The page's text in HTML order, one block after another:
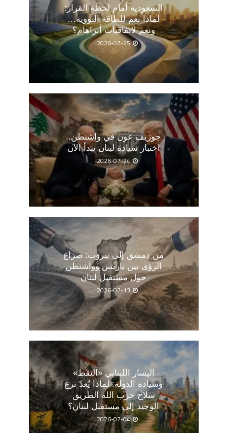
السعودية أمام لحظة القرار:
لماذا نعم للطاقة النووية…
ونعم لاتفاقيات أبراهام؟
2026-07-25
جوزيف عون في واشنطن..
اختبار سيادة لبنان يبدأ الآن
2026-07-24
من دمشق إلى بيروت: صراع
الرؤى بين باريس وواشنطن
حول مستقبل لبنان
2026-07-13
اليسار اللبناني «اليقظ»
وسيادة الدولة: لماذا يُعدّ نزع
سلاح حزب الله الطريق
الوحيد إلى مستقبل لبنان؟
2026-07-04